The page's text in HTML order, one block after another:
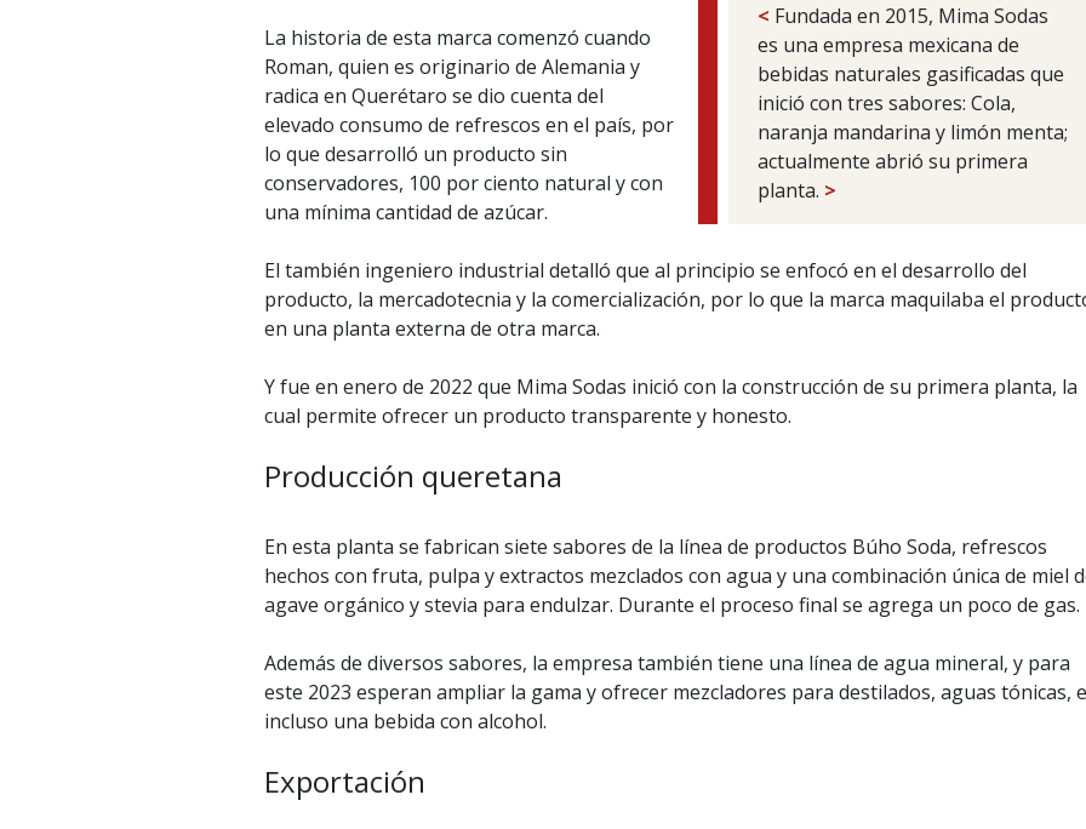
< Fundada en 2015, Mima Sodas
es una empresa mexicana de
bebidas naturales gasificadas que
inició con tres sabores: Cola,
naranja mandarina y limón menta;
actualmente abrió su primera
planta. >
La historia de esta marca comenzó cuando
Roman, quien es originario de Alemania y
radica en Querétaro se dio cuenta del
elevado consumo de refrescos en el país, por
lo que desarrolló un producto sin
conservadores, 100 por ciento natural y con
una mínima cantidad de azúcar.
El también ingeniero industrial detalló que al principio se enfocó en el desarrollo del
producto, la mercadotecnia y la comercialización, por lo que la marca maquilaba el
en una planta externa de otra marca.
Y fue en enero de 2022 que Mima Sodas inició con la construcción de su primera planta, la
cual permite ofrecer un producto transparente y honesto.
Producción queretana
En esta planta se fabrican siete sabores de la línea de productos Búho Soda, refrescos
hechos con fruta, pulpa y extractos mezclados con agua y una combinación única de miel
agave orgánico y stevia para endulzar. Durante el proceso final se agrega un poco de gas.
Además de diversos sabores, la empresa también tiene una línea de agua mineral, y para
este 2023 esperan ampliar la gama y ofrecer mezcladores para destilados, aguas tónicas, e
incluso una bebida con alcohol.
Exportación